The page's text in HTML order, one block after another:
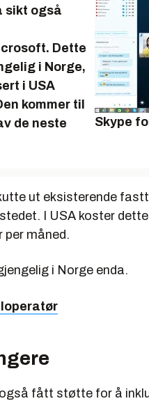
Skype
sikt også
Dette
i Norge,
i USA
kommer til
de neste
ut eksisterende
I USA koster
per måned.
i Norge enda.
fått støtte for å